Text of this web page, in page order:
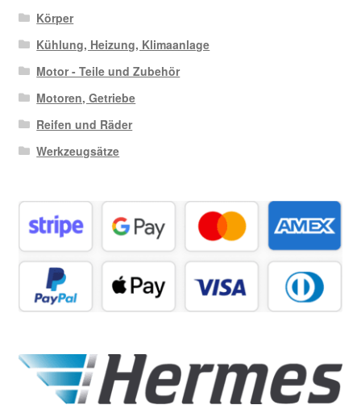
Körper
Kühlung, Heizung, Klimaanlage
Motor - Teile und Zubehör
Motoren, Getriebe
Reifen und Räder
Werkzeugsätze